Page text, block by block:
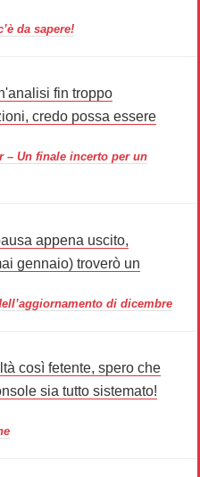
da sapere!
fin troppo
credo possa essere
– Un finale incerto per un
appena uscito,
gennaio) troverò un
di dicembre
così fetente, spero che
sia tutto sistemato!